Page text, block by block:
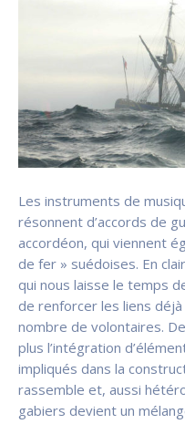
Les instruments de
résonnent d’accords de
accordéon, qui viennent
de fer » suédoises. En
qui nous laisse le temps
de renforcer les liens
nombre de volontaires.
plus l’intégration
impliqués dans la
rassemble et, aussi
gabiers devient un